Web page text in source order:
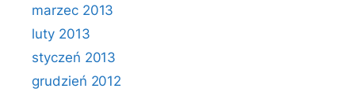
marzec 2013
luty 2013
styczeń 2013
grudzień 2012